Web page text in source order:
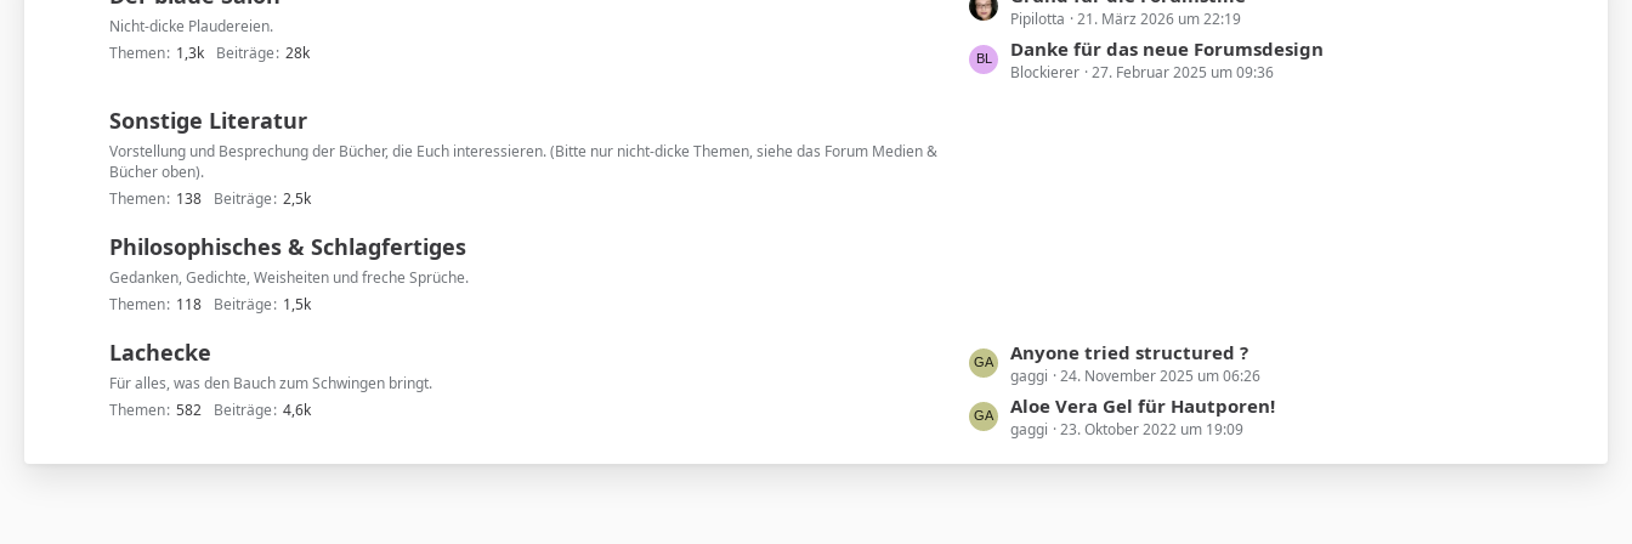
Nicht-dicke Plaudereien.
Themen 1,3k Beiträge 28k
e
t
z
e
Pipilotta 21. März 2026 um 22:19
Danke für das neue Forumsdesign
Blockierer 27. Februar 2025 um 09:36
Sonstige Literatur
Vorstellung und Besprechung der Bücher, die Euch interessieren. (Bitte nur nicht-dicke Themen, siehe das Forum Medien &
Bücher oben).
Themen 138 Beiträge 2,5k
Philosophisches & Schlagfertiges
Gedanken, Gedichte, Weisheiten und freche Sprüche.
Themen 118 Beiträge 1,5k
Lachecke
Für alles, was den Bauch zum Schwingen bringt.
Themen 582 Beiträge 4,6k
L
e
t
z
t
Anyone tried structured ?
gaggi 24. November 2025 um 06:26
Aloe Vera Gel für Hautporen!
gaggi 23. Oktober 2022 um 19:09